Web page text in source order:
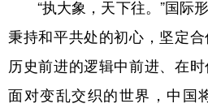
“执大象，天下往。”国际
秉持和平共处的初心，坚定
历史前进的逻辑中前进、在时
面对变乱交织的世界，中国